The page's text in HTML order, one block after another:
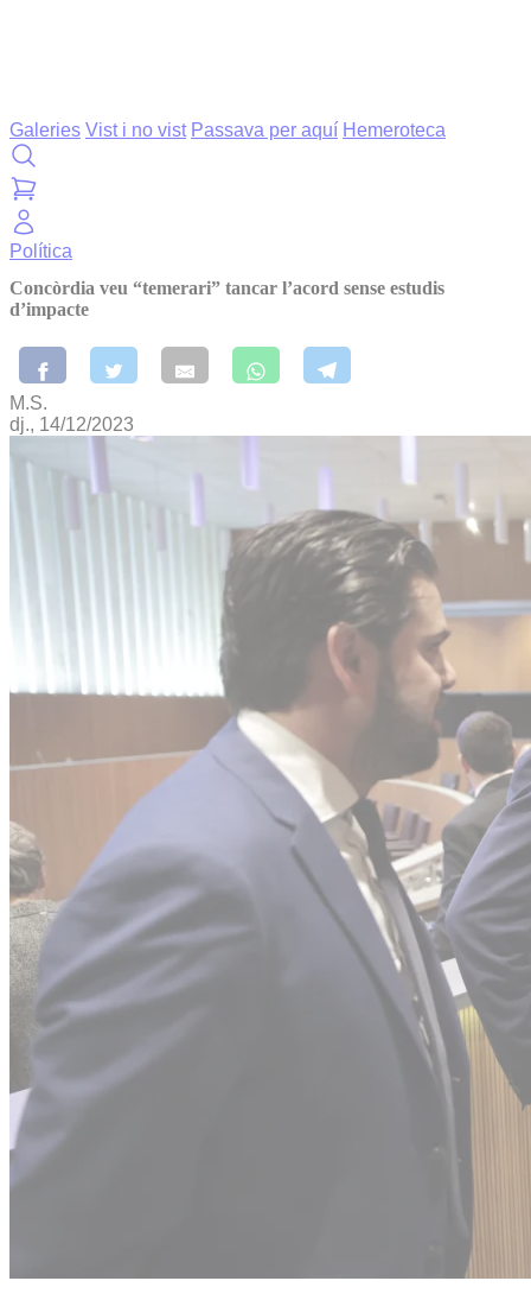
Galeries Vist i no vist Passava per aquí Hemeroteca
Política
Concòrdia veu “temerari” tancar l’acord sense estudis
d’impacte
M.S.
dj., 14/12/2023